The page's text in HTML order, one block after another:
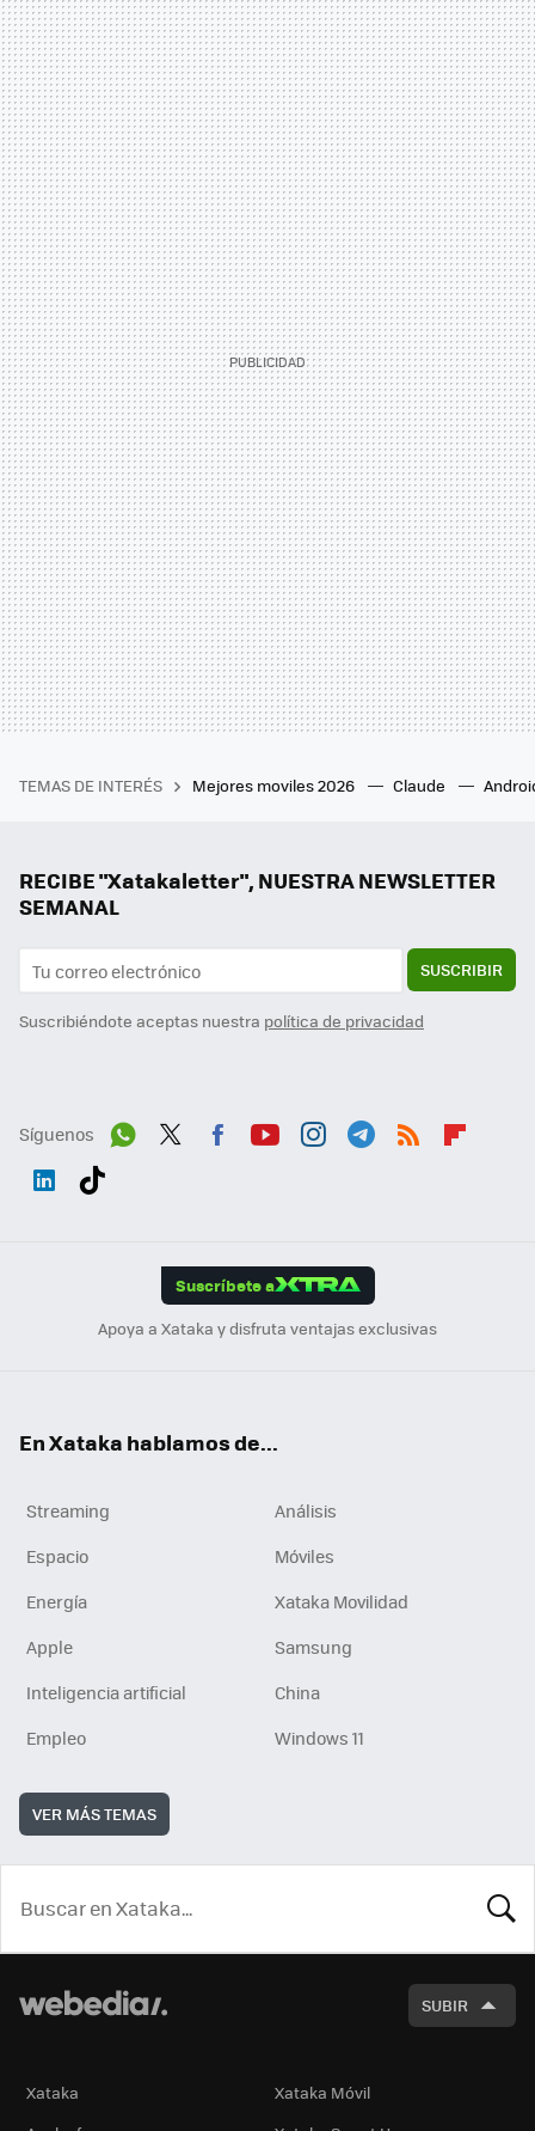
TEMAS DE INTERÉS Mejores moviles 2026 Claude
RECIBE "Xatakaletter", NUESTRA NEWSLETTER
SEMANAL
SUSCRIBIR
Suscribiéndote aceptas nuestra política de privacidad
Síguenos
Suscríbete a
Apoya a Xataka y disfruta ventajas exclusivas
En Xataka hablamos de...
Streaming
Análisis
Espacio
Móviles
Energía
Xataka Movilidad
Apple
Samsung
Inteligencia artificial
China
Empleo
Windows 11
VER MÁS TEMAS
SUBIR
Xataka
Xataka Móvil